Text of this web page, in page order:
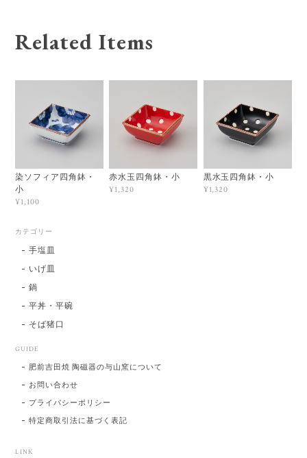
Related Items
染ソフィア四角鉢・
小
¥1,100
赤水玉四角鉢・小
¥1,320
黒水玉四角鉢・小
¥1,320
カテゴリー
手塩皿
いげ皿
鍋
平丼・平碗
そば猪口
GUIDE
肥前吉田焼 陶磁器の与山窯について
お問い合わせ
プライバシーポリシー
特定商取引法に基づく表記
LINK